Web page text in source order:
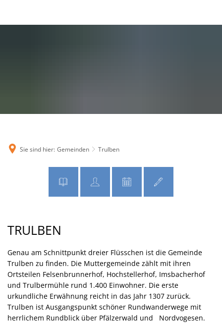
Sie sind hier: Gemeinden Trulben
Trulben
TRULBEN
Genau am Schnittpunkt dreier Flüsschen ist die Gemeinde
Trulben zu finden. Die Muttergemeinde zählt mit ihren
Ortsteilen Felsenbrunnerhof, Hochstellerhof, Imsbacherhof
und Trulbermühle rund 1.400 Einwohner. Die erste
urkundliche Erwähnung reicht in das Jahr 1307 zurück.
Trulben ist Ausgangspunkt schöner Rundwanderwege mit
herrlichem Rundblick über Pfälzerwald und Nordvogesen.